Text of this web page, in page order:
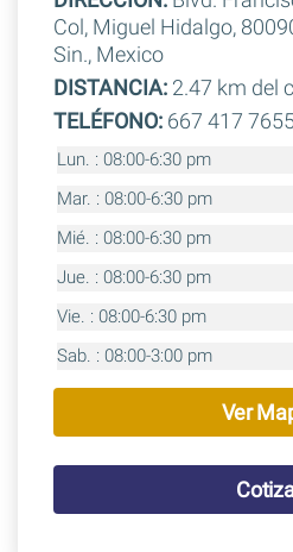
Col, Miguel Hidalgo,
Sin., Mexico
DISTANCIA:2.47 km del
TELÉFONO:667 417
Lun. : 08:00-6:30 pm
Mar. : 08:00-6:30 pm
Mié. : 08:00-6:30 pm
Jue. : 08:00-6:30 pm
Vie. : 08:00-6:30 pm
Sab. : 08:00-3:00 pm
Ver